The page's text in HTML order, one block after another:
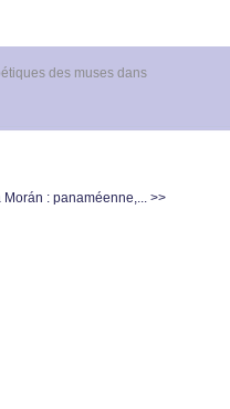
des muses dans
Morán : panaméenne,... >>